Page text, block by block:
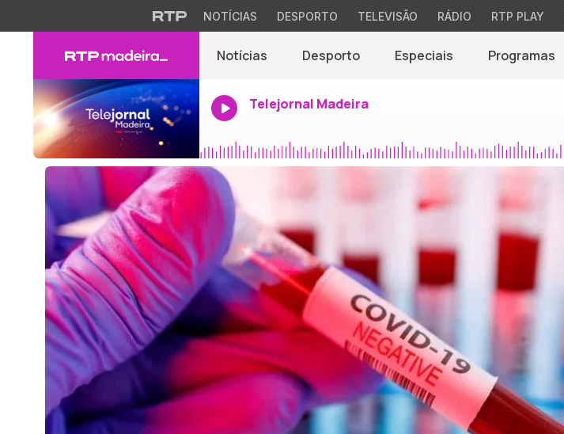
NOTÍCIAS DESPORTO TELEVISÃO RÁDIO RTP PLAY
Notícias Desporto Especiais Programas
Telejornal Madeira